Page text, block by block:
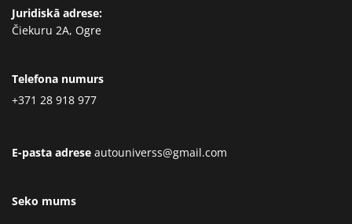
Juridiskā adrese:
Čiekuru 2A, Ogre
Telefona numurs
+371 28 918 977
E-pasta adrese autouniverss@gmail.com
Seko mums